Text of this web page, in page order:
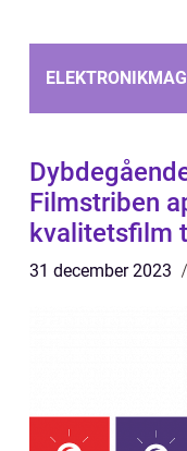
Filmstriben
kvalitetsfilm
31 december 2023